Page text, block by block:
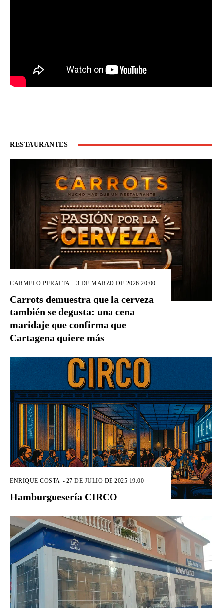
RESTAURANTES
CARMELO PERALTA - 3 DE MARZO DE 2026 20:00
Carrots demuestra que la cerveza
también se degusta: una cena
maridaje que confirma que
Cartagena quiere más
ENRIQUE COSTA - 27 DE JULIO DE 2025 19:00
Hamburguesería CIRCO